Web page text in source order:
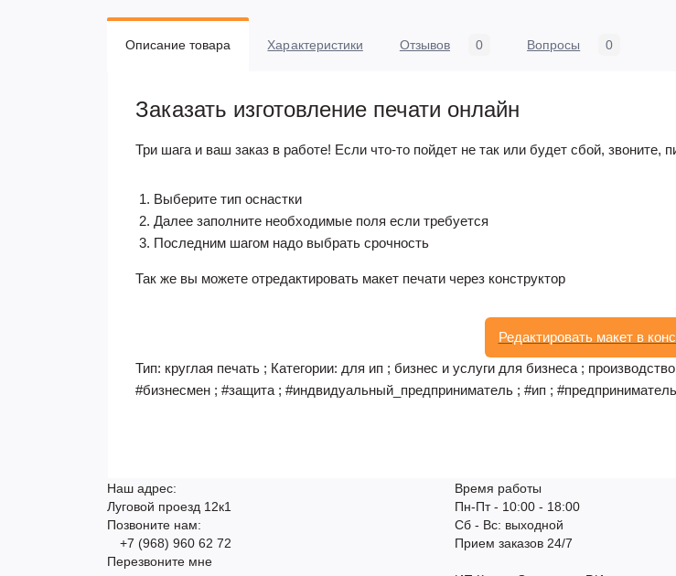
Описание товара Характеристики Отзывов 0 Вопросы 0
Заказать изготовление печати онлайн
Три шага и ваш заказ в работе! Если что-то пойдет не так или будет сбой,
Выберите тип оснастки
Далее заполните необходимые поля если требуется
Последним шагом надо выбрать срочность
Так же вы можете отредактировать макет печати через конструктор
Редактировать макет в
Тип: круглая печать ; Категории: для ип ; бизнес и услуги для бизнеса ;
#бизнесмен ; #защита ; #индвидуальный_предприниматель ; #ип ;
Наш адрес:
Луговой проезд 12к1
Позвоните нам:
+7 (968) 960 62 72
Перезвоните мне
Время работы
Пн-Пт - 10:00 - 18:00
Сб - Вс: выходной
Прием заказов 24/7